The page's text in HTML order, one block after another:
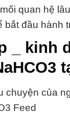
quan hệ
bắt đầu hành
_ kinh
chuyện của
Feed